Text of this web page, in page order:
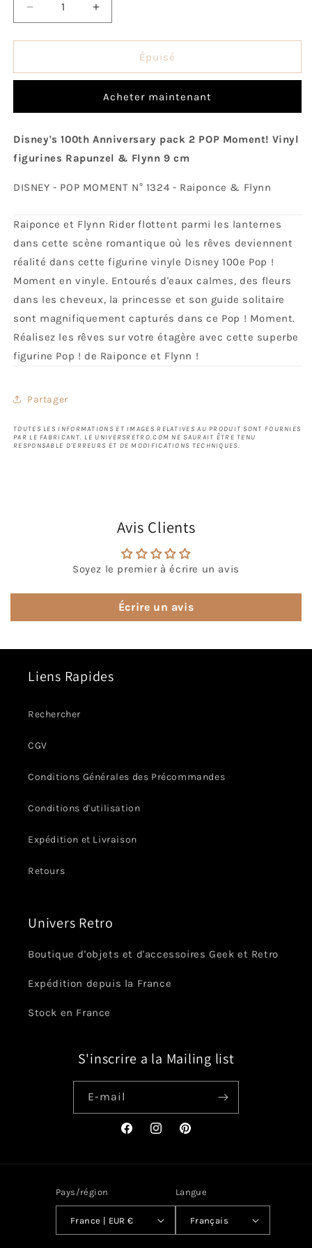
Réduire
la
quantité
Raiponce
Augmenter
la
quantité
Raiponce
Flynn
Épuisé
Acheter maintenant
Disney's 100th Anniversary pack 2 POP Moment! Vinyl
figurines Rapunzel & Flynn 9 cm
DISNEY - POP MOMENT N° 1324 - Raiponce & Flynn
Raiponce et Flynn Rider flottent parmi les lanternes
dans cette scène romantique où les rêves deviennent
réalité dans cette figurine vinyle Disney 100e Pop !
Moment en vinyle. Entourés d'eaux calmes, des fleurs
dans les cheveux, la princesse et son guide solitaire
sont magnifiquement capturés dans ce Pop ! Moment.
Réalisez les rêves sur votre étagère avec cette superbe
figurine Pop ! de Raiponce et Flynn !
Partager
TOUTES LES INFORMATIONS ET IMAGES RELATIVES AU PRODUIT SONT FOURNIES
PAR LE FABRICANT. LE UNIVERSRETRO.COM NE SAURAIT ÊTRE TENU
RESPONSABLE D'ERREURS ET DE MODIFICATIONS TECHNIQUES.
Avis Clients
Soyez le premier à écrire un avis
Écrire un avis
Liens Rapides
Rechercher
CGV
Conditions Générales des Précommandes
Conditions d'utilisation
Expédition et Livraison
Retours
Univers Retro
Boutique d'objets et d'accessoires Geek et Retro
Expédition depuis la France
Stock en France
S'inscrire a la Mailing list
E-mail
FacebookInstagramPinterest
Pays/région
France | EUR €
Langue
Français